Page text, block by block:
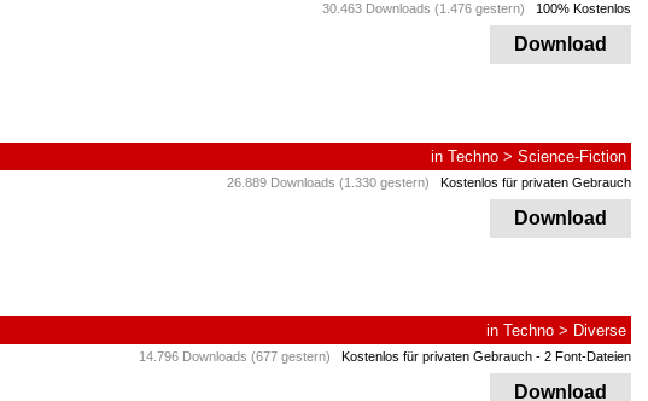
30.463 Downloads (1.476 gestern) 100% Kostenlos
Download
in Techno > Science-Fiction
26.889 Downloads (1.330 gestern) Kostenlos für privaten Gebrauch
Download
in Techno > Diverse
14.796 Downloads (677 gestern) Kostenlos für privaten Gebrauch - 2 Font-Dateien
Download